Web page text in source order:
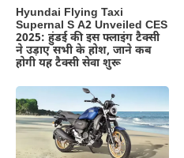
Hyundai Flying Taxi
Supernal S A2 Unveiled CES
2025: हुंडई की इस फ्लाइंग टैक्सी
ने उड़ाए सभी के होश, जाने कब
होगी यह टैक्सी सेवा शुरू